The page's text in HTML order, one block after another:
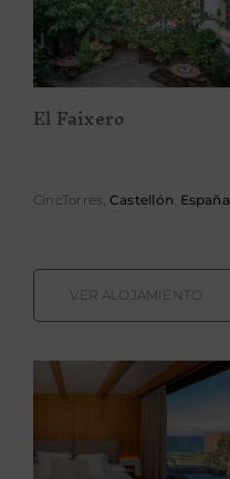
El Faixero
El Faixero
CincTorres, Castellón. España
VER ALOJAMIENTO
Espazo Nature